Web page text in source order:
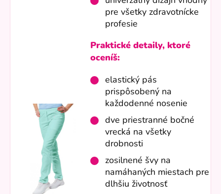
pre všetky zdravotnícke
profesie
Praktické detaily, ktoré
oceníš:
elastický pás
prispôsobený na
každodenné nosenie
dve priestranné bočné
vrecká na všetky
drobnosti
zosilnené švy na
namáhaných miestach pre
dlhšiu životnosť